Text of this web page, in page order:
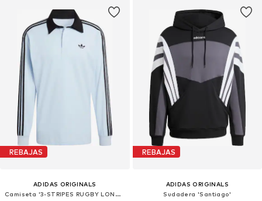
REBAJAS
ADIDAS ORIGINALS
Camiseta '3-STRIPES RUGBY LONGSLEEVE'
REBAJAS
ADIDAS ORIGINALS
Sudadera 'Santiago'